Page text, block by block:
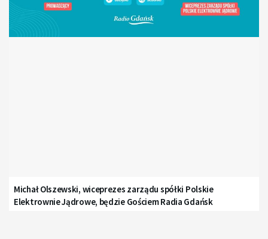
Michał Olszewski, wiceprezes zarządu spółki Polskie
Elektrownie Jądrowe, będzie Gościem Radia Gdańsk